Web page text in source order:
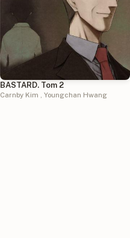
BASTARD. Tom 2
Carnby Kim , Youngchan Hwang